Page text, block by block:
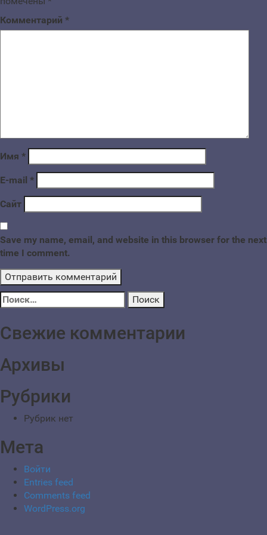
Комментарий *
Имя *
E-mail *
Сайт
Save my name, email, and website in this browser for the next
time I comment.
Найти:
Свежие комментарии
Архивы
Рубрики
Рубрик нет
Мета
Войти
Entries feed
Comments feed
WordPress.org